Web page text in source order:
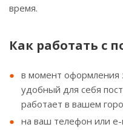
время.
Как работать с
в момент оформления
удобный для себя
работает в вашем
на ваш телефон или